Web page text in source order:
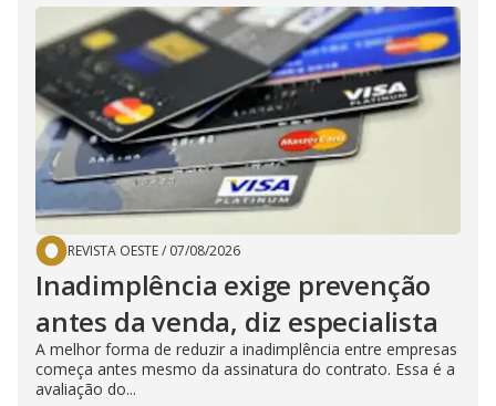
REVISTA OESTE/ 07/08/2026
Inadimplência exige prevenção
antes da venda, diz especialista
A melhor forma de reduzir a inadimplência entre empresas
começa antes mesmo da assinatura do contrato. Essa é a
avaliação do...